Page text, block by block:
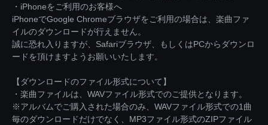
・iPhoneをご利用のお客様へ
iPhoneでGoogle Chromeブラウザをご利用の場合は、楽曲ファ
イルのダウンロードが行えません。
誠に恐れ入りますが、Safariブラウザ、もしくはPCからダウンロ
ードを頂けますようお願いいたします。
【ダウンロードのファイル形式について】
・楽曲ファイルは、WAVファイル形式でのご提供となります。
※アルバムでご購入された場合のみ、WAVファイル形式での1曲
毎のダウンロードだけでなく、MP3ファイル形式のZIPファイル